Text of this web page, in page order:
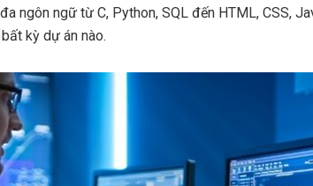
ngôn ngữ từ C, Python, SQL đến HTML, CSS,
kỳ dự án nào.